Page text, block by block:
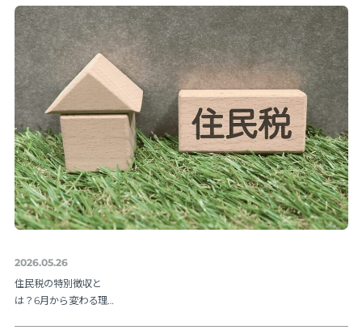
説
2026.05.26
住民税の特別徴収と
は？6月から変わる理由